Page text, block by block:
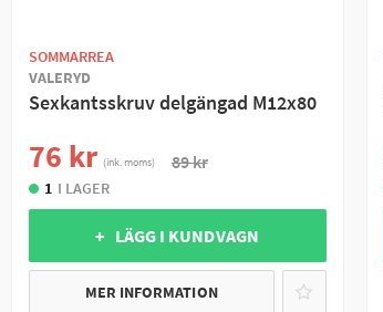
SOMMARREA
VALERYD
Sexkantsskruv delgängad M12x80
76 kr (ink. moms) 89 kr
1 I LAGER
+ LÄGG I KUNDVAGN
MER INFORMATION